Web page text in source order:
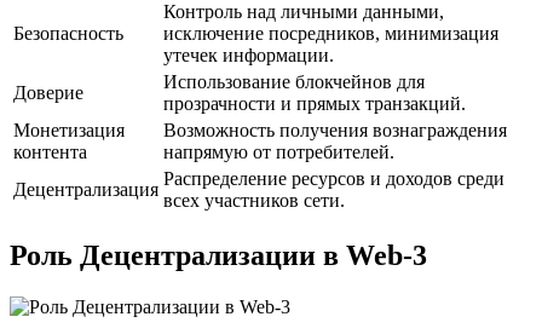
Безопасность
Контроль над личными данными,
исключение посредников, минимизация
утечек информации.
Доверие
Использование блокчейнов для
прозрачности и прямых транзакций.
Монетизация
контента
Возможность получения вознаграждения
напрямую от потребителей.
Децентрализация
Распределение ресурсов и доходов среди
всех участников сети.
Роль Децентрализации в Web-3